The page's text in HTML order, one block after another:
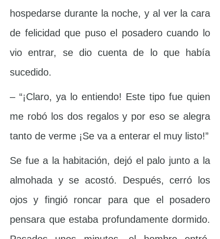
hospedarse durante la noche, y al ver la cara
de felicidad que puso el posadero cuando lo
vio entrar, se dio cuenta de lo que había
sucedido.
– “¡Claro, ya lo entiendo! Este tipo fue quien
me robó los dos regalos y por eso se alegra
tanto de verme ¡Se va a enterar el muy listo!”
Se fue a la habitación, dejó el palo junto a la
almohada y se acostó. Después, cerró los
ojos y fingió roncar para que el posadero
pensara que estaba profundamente dormido.